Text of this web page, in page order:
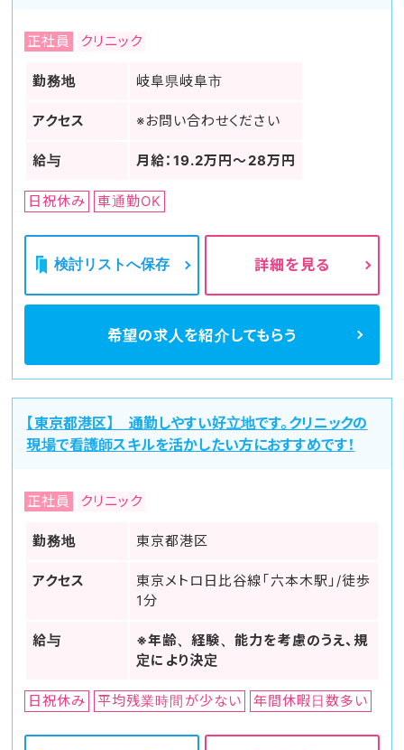
正社員 クリニック
勤務地 岐阜県岐阜市
アクセス ※お問い合わせください
給与 月給：19.2万円～28万円
日祝休み 車通勤OK
検討リストへ保存 詳細を見る
希望の求人を紹介してもらう
【東京都港区】 通勤しやすい好立地です。クリニックの
現場で看護師スキルを活かしたい方におすすめです！
正社員 クリニック
勤務地 東京都港区
アクセス
東京メトロ日比谷線「六本木駅」/徒歩
1分
給与
※年齢、経験、能力を考慮のうえ、規
定により決定
日祝休み 平均残業時間が少ない 年間休暇日数多い